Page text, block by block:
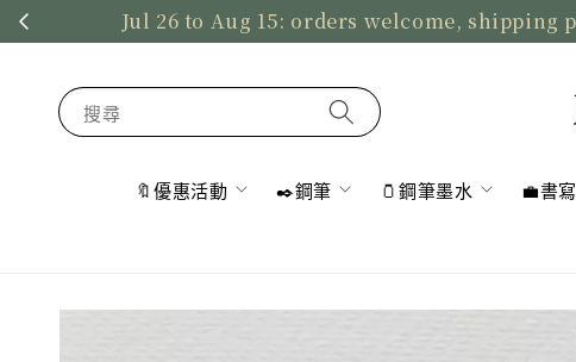
Jul 26 to Aug 15: orders welcome,
搜尋
🔖優惠活動 ✒️鋼筆 🫙鋼筆墨水 💼書